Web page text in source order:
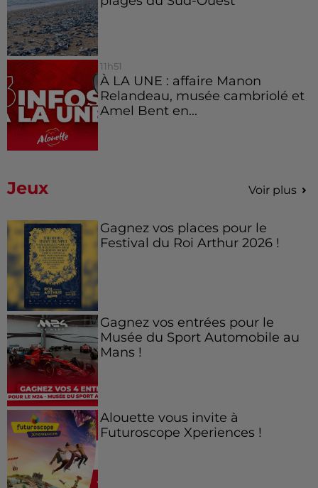
11h51
À LA UNE : affaire Manon
Relandeau, musée cambriolé et
Amel Bent en...
Jeux Voir plus
Gagnez vos places pour le
Festival du Roi Arthur 2026 !
Gagnez vos entrées pour le
Musée du Sport Automobile au
Mans !
Alouette vous invite à
Futuroscope Xperiences !